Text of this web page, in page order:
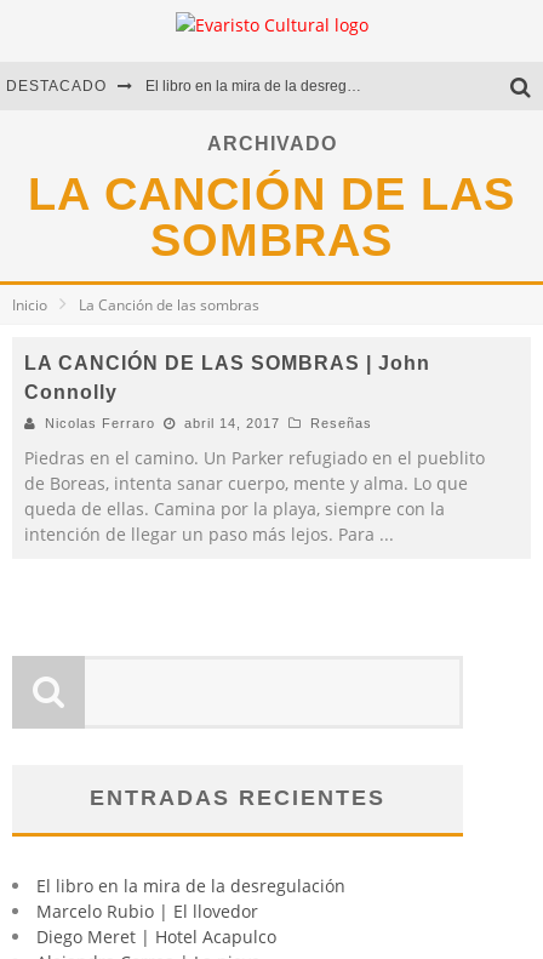
DESTACADO El libro en la mira de la desregulación
Marcelo Rubio | El llovedor
Diego Meret | Hotel Acapulco
Alejandra Correa | La nieve
ARCHIVADO
LA CANCIÓN DE LAS
SOMBRAS
Inicio La Canción de las sombras
LA CANCIÓN DE LAS SOMBRAS | John
Connolly
Nicolas Ferraro abril 14, 2017 Reseñas
Piedras en el camino. Un Parker refugiado en el pueblito
de Boreas, intenta sanar cuerpo, mente y alma. Lo que
queda de ellas. Camina por la playa, siempre con la
intención de llegar un paso más lejos. Para ...
ENTRADAS RECIENTES
El libro en la mira de la desregulación
Marcelo Rubio | El llovedor
Diego Meret | Hotel Acapulco